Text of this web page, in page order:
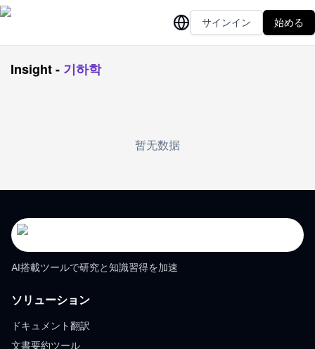
サインイン 始める
Insight- 기하학
暂无数据
AI搭載ツールで研究と知識習得を加速
ソリューション
ドキュメント翻訳
文書要約ツール